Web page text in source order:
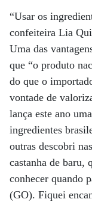
“Usar os
confeiteira Lia
Uma das
que “o produto
do que o
vontade de
lança este ano
ingredientes
outras descobri
castanha de baru,
conhecer quando
(GO). Fiquei